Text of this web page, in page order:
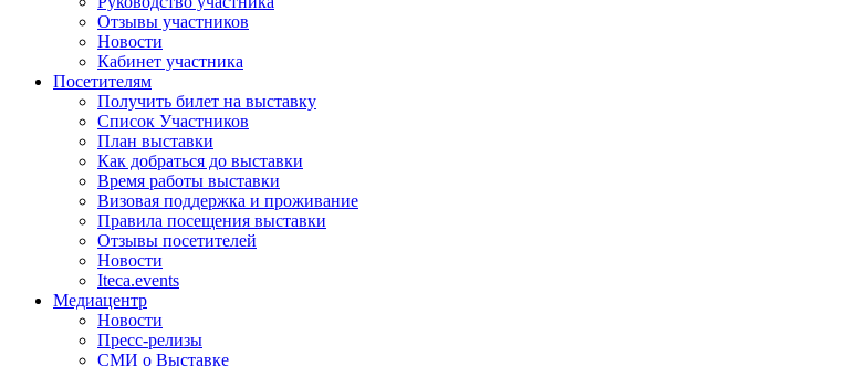
Отзывы участников
Новости
Кабинет участника
Посетителям
Получить билет на выставку
Список Участников
План выставки
Как добраться до выставки
Время работы выставки
Визовая поддержка и проживание
Правила посещения выставки
Отзывы посетителей
Новости
Iteca.events
Медиацентр
Новости
Пресс-релизы
СМИ о Выставке